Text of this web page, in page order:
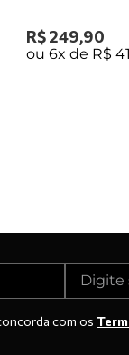
R$249,90
ou6x de R$ 41
com os